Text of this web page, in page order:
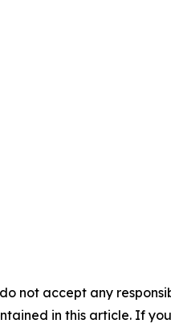
not accept any
in this article. If